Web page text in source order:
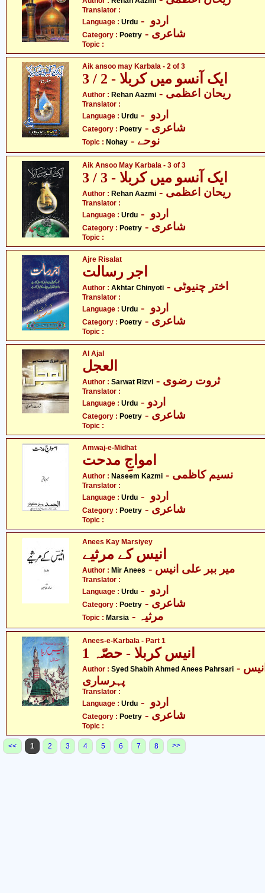
Translator :
Language : Urdu
Category : Poetry - شاعری
Topic :
Aik ansoo may Karbala - 2 of 3
ایک آنسو میں کربلا - 2 / 3
Author : Rehan Aazmi - ریحان اعظمی
Translator :
Language : Urdu
Category : Poetry - شاعری
Topic : Nohay
Aik Ansoo May Karbala - 3 of 3
ایک آنسو میں کربلا - 3 / 3
Author : Rehan Aazmi - ریحان اعظمی
Translator :
Language : Urdu
Category : Poetry - شاعری
Topic :
Ajre Risalat
Author : Akhtar Chinyoti
Translator :
Language : Urdu
Category : Poetry - شاعری
Topic :
Al Ajal
العجل
Author : Sarwat Rizvi - ثروت رضوی
Translator :
Language : Urdu - اردو
Category : Poetry - شاعری
Topic :
Amwaj-e-Midhat
امواجِ مدحت
Author : Naseem Kazmi
Translator :
Language : Urdu
Category : Poetry - شاعری
Topic :
Anees Kay Marsiyey
انیس کے مرثیے
Author : Mir Anees - میر ببر علی انیس
Translator :
Language : Urdu
Category : Poetry - شاعری
Topic : Marsia
Anees-e-Karbala - Part 1
انیس کربلا - حصّہ 1
Author : Syed Shabih Ahmed Anees Pahrsari - سیّد شبیہ احمد انیس
پہرساری
Translator :
Language : Urdu
Category : Poetry - شاعری
Topic :
<< 1 2 3 4 5 6 7 8 >>